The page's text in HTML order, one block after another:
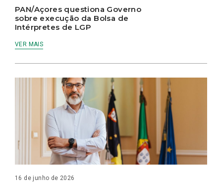
PAN/Açores questiona Governo
sobre execução da Bolsa de
Intérpretes de LGP
VER MAIS
16 de junho de 2026